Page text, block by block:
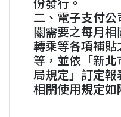
二、電子支付
關需要之每月相
轉乘等各項補
等，並依「新
局規定」訂定報
相關使用規定